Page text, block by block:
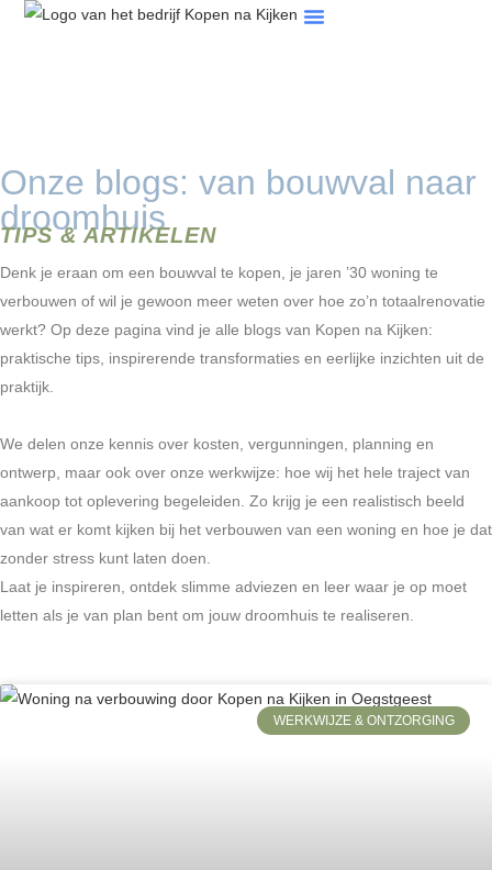
Onze blogs: van bouwval naar
droomhuis
TIPS & ARTIKELEN
Denk je eraan om een bouwval te kopen, je jaren ’30 woning te
verbouwen of wil je gewoon meer weten over hoe zo’n totaalrenovatie
werkt? Op deze pagina vind je alle blogs van Kopen na Kijken:
praktische tips, inspirerende transformaties en eerlijke inzichten uit de
praktijk.
We delen onze kennis over kosten, vergunningen, planning en
ontwerp, maar ook over onze werkwijze: hoe wij het hele traject van
aankoop tot oplevering begeleiden. Zo krijg je een realistisch beeld
van wat er komt kijken bij het verbouwen van een woning en hoe je dat
zonder stress kunt laten doen.
Laat je inspireren, ontdek slimme adviezen en leer waar je op moet
letten als je van plan bent om jouw droomhuis te realiseren.
WERKWIJZE & ONTZORGING